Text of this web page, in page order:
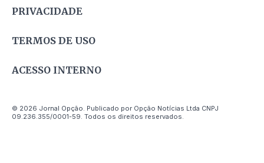
PRIVACIDADE
TERMOS DE USO
ACESSO INTERNO
© 2026 Jornal Opção. Publicado por Opção Notícias Ltda CNPJ
09.236.355/0001-59. Todos os direitos reservados.